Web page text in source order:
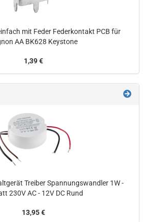
mit Feder Federkontakt PCB für
AA BK628 Keystone
1,39 €
Treiber Spannungswandler 1W -
230V AC - 12V DC Rund
13,95 €